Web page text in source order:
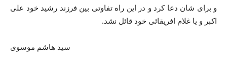
و برای شان دعا کرد و در این راه تفاوتی بین فرزند رشید خود علی
اکبر و یا غلام افریقائی خود قائل نشد.
سید هاشم موسوی